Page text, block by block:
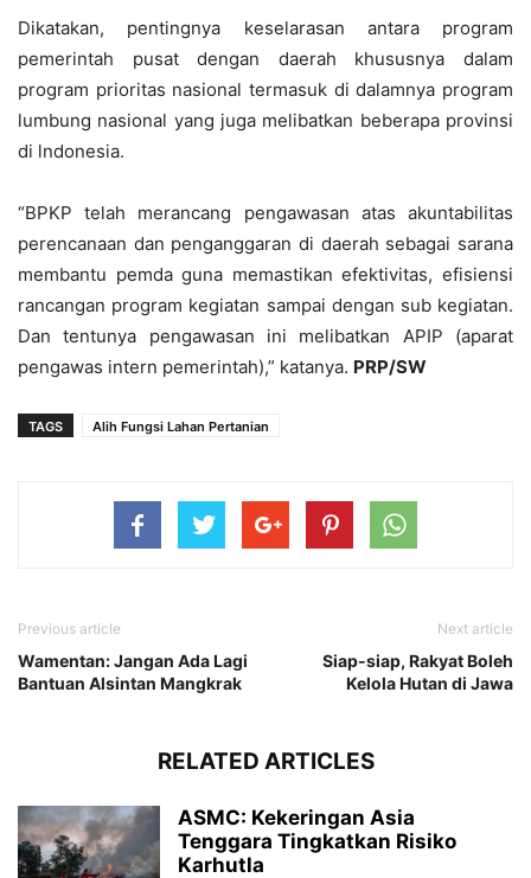
Dikatakan, pentingnya keselarasan antara program
pemerintah pusat dengan daerah khususnya dalam
program prioritas nasional termasuk di dalamnya program
lumbung nasional yang juga melibatkan beberapa provinsi
di lndonesia.
“BPKP telah merancang pengawasan atas akuntabilitas
perencanaan dan penganggaran di daerah sebagai sarana
membantu pemda guna memastikan efektivitas, efisiensi
rancangan program kegiatan sampai dengan sub kegiatan.
Dan tentunya pengawasan ini melibatkan APIP (aparat
pengawas intern pemerintah),” katanya. PRP/SW
TAGS Alih Fungsi Lahan Pertanian
Previous article
Wamentan: Jangan Ada Lagi
Bantuan Alsintan Mangkrak
Next article
Siap-siap, Rakyat Boleh
Kelola Hutan di Jawa
RELATED ARTICLES
ASMC: Kekeringan Asia
Tenggara Tingkatkan Risiko
Karhutla